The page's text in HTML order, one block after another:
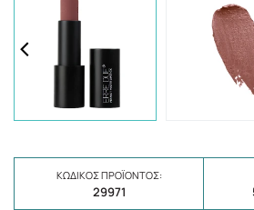
ΚΩΔΙΚΌΣ ΠΡΟΪΌΝΤΟΣ:
29971